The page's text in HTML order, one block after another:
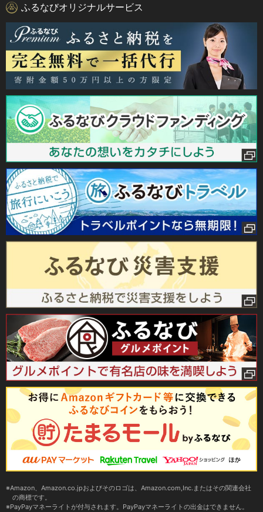
ふるなびオリジナルサービス
Amazon、Amazon.co.jpおよびそのロゴは、Amazon.com,Inc.またはその関連会社
の商標です。
PayPayマネーライトが付与されます。PayPayマネーライトの出金はできません。